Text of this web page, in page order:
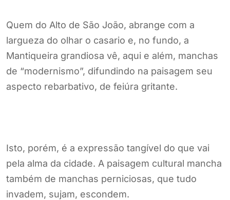
Quem do Alto de São João, abrange com a
largueza do olhar o casario e, no fundo, a
Mantiqueira grandiosa vê, aqui e além, manchas
de “modernismo”, difundindo na paisagem seu
aspecto rebarbativo, de feiúra gritante.
Isto, porém, é a expressão tangível do que vai
pela alma da cidade. A paisagem cultural mancha
também de manchas perniciosas, que tudo
invadem, sujam, escondem.